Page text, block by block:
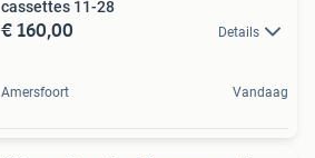
cassettes 11-28
€ 160,00 Details
Amersfoort Vandaag